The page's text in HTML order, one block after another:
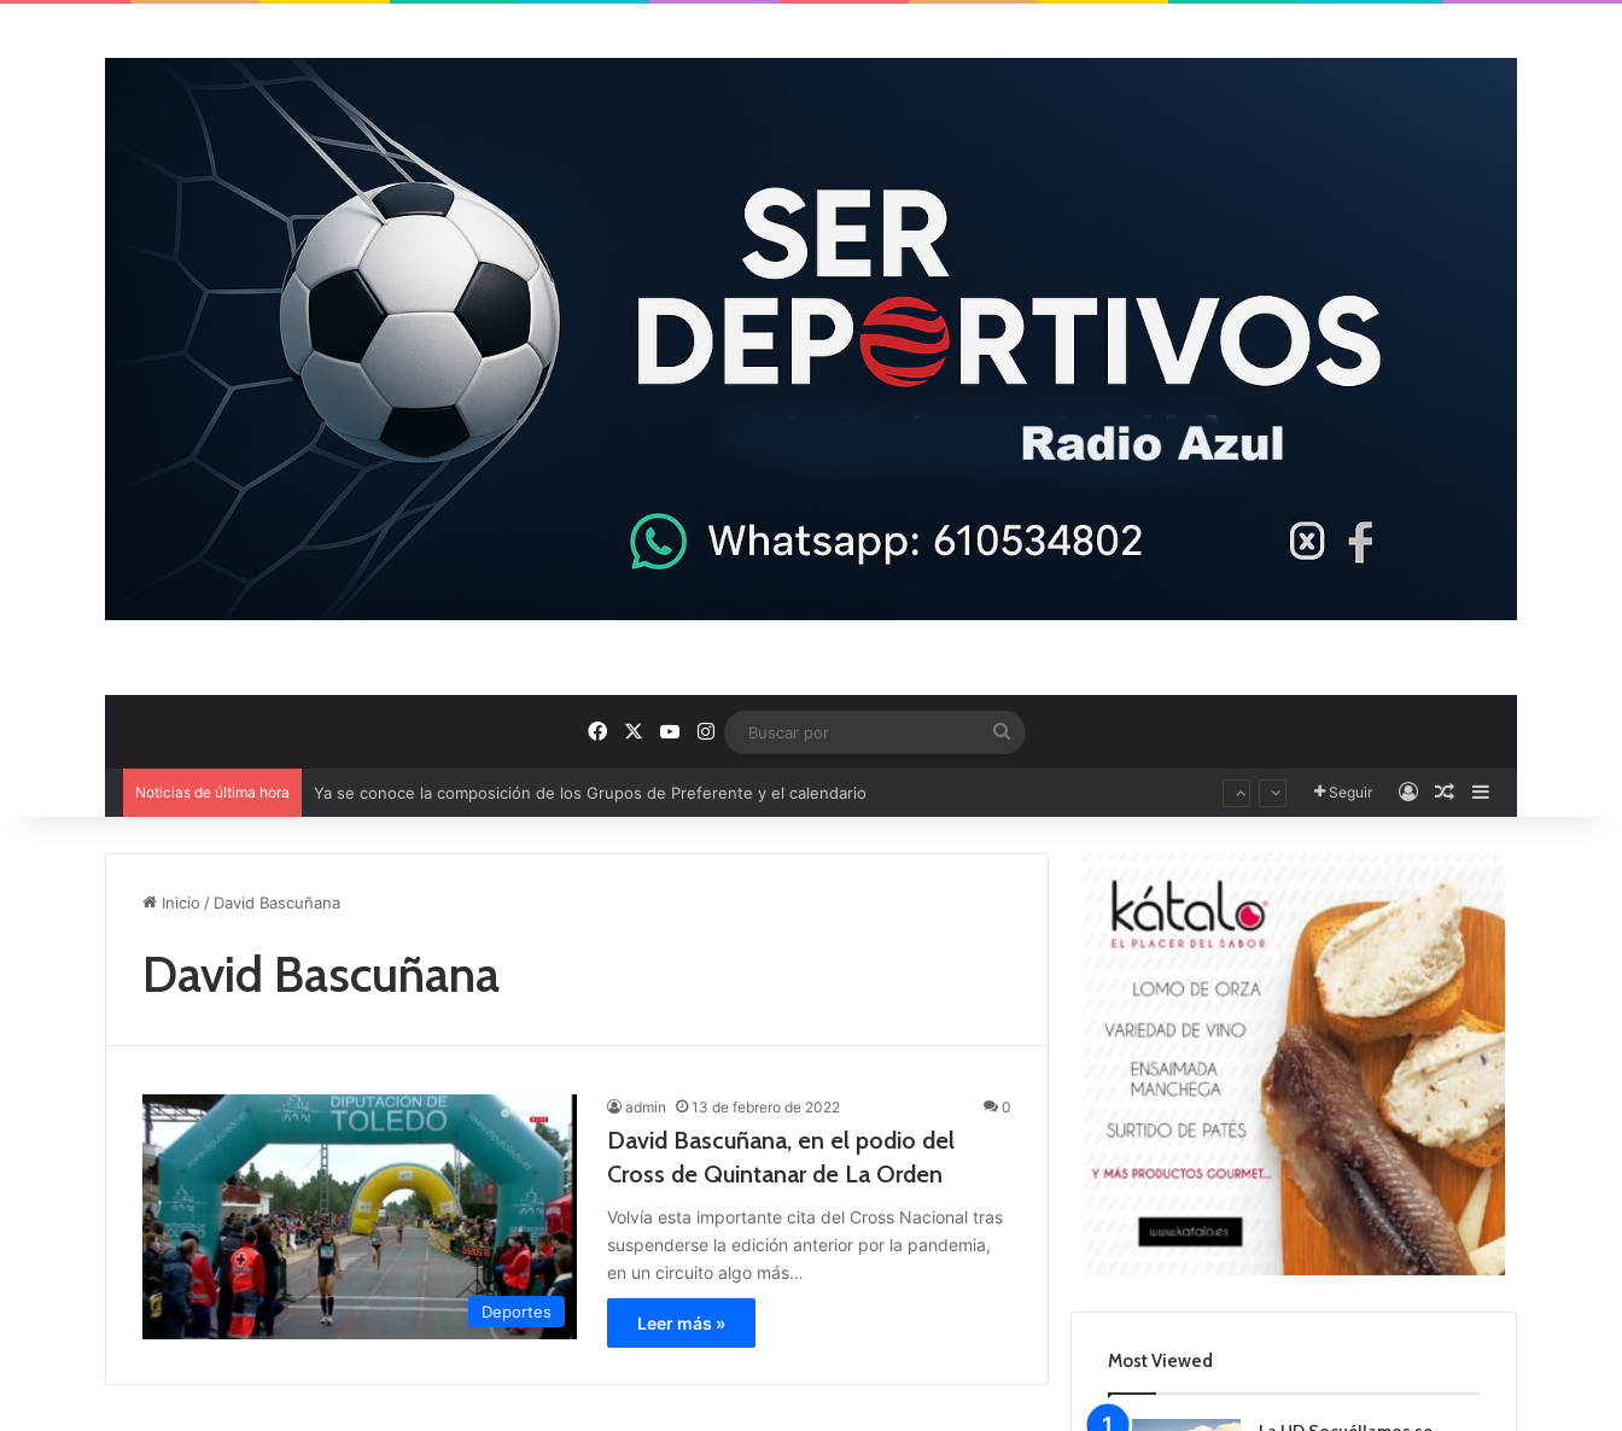
FacebookYouTube
Instagram
Noticias de última hora Agenda deportiva del fin de semana en nuestra comarca Seguir AccesoPublicación al
Inicio / David Bascuñana
David Bascuñana
Deportes
admin 13 de febrero de 2022 0
David Bascuñana, en el podio del
Cross de Quintanar de La Orden
Volvía esta importante cita del Cross Nacional tras
suspenderse la edición anterior por la pandemia,
en un circuito algo más…
Leer más »
Most Viewed